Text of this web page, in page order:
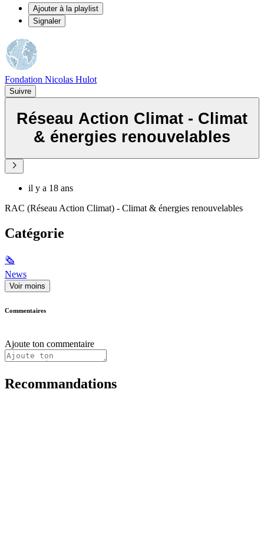
Ajouter à la playlist
Signaler
Fondation Nicolas Hulot
Suivre
Réseau Action Climat - Climat
& énergies renouvelables
il y a 18 ans
RAC (Réseau Action Climat) - Climat & énergies renouvelables
Catégorie
🗞
News
Voir moins
Commentaires
Ajoute ton commentaire
Recommandations